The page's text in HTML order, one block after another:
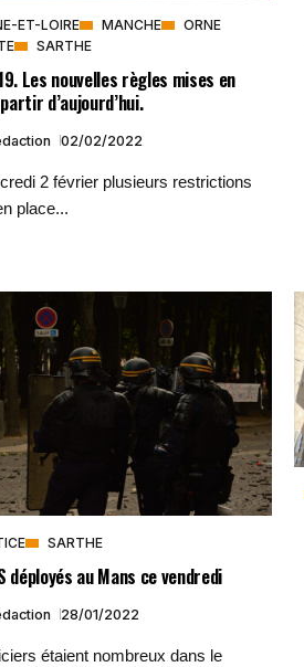
ET-LOIRE MANCHE
ORNE
SARTHE
Les nouvelles règles mises en
d’aujourd’hui.
02/02/2022
2 février plusieurs restrictions
place...
SARTHE
déployés au Mans ce vendredi
28/01/2022
étaient nombreux dans le